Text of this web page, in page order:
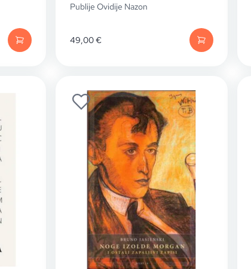
Publije Ovidije Nazon
49,00€